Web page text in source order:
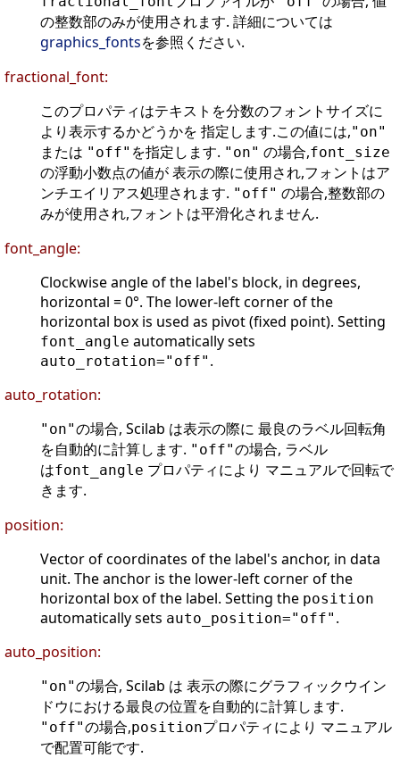
の整数部のみが使用されます. 詳細については
graphics_fontsを参照ください.
fractional_font:
このプロパティはテキストを分数のフォントサイズに
より表示するかどうかを 指定します.この値には,"on"
または "off" を指定します. "on" の場合,font_size
の浮動小数点の値が 表示の際に使用され,フォントはア
ンチエイリアス処理されます. "off" の場合,整数部の
みが使用され,フォントは平滑化されません.
font_angle:
Clockwise angle of the label's block, in degrees,
horizontal = 0°. The lower-left corner of the
horizontal box is used as pivot (fixed point). Setting
font_angle automatically sets
auto_rotation="off" .
auto_rotation:
"on"の場合, Scilab は表示の際に 最良のラベル回転角
を自動的に計算します. "off"の場合, ラベル
はfont_angle プロパティにより マニュアルで回転で
きます.
position:
Vector of coordinates of the label's anchor, in data
unit. The anchor is the lower-left corner of the
horizontal box of the label. Setting the position
automatically sets auto_position="off" .
auto_position:
"on"の場合, Scilab は 表示の際にグラフィックウイン
ドウにおける最良の位置を自動的に計算します.
"off"の場合,positionプロパティにより マニュアル
で配置可能です.